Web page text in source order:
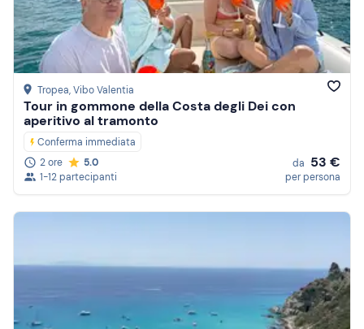
Tropea, Vibo Valentia
Tour in gommone della Costa degli Dei con
aperitivo al tramonto
Conferma immediata
2 ore
5.0
1-12 partecipanti
da 53 €
per persona